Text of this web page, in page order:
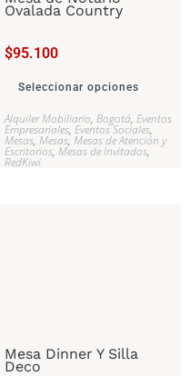
Ovalada Country
$95.100
Seleccionar opciones
Alquiler Mobiliario, Bogotá, Eventos
Empresariales, Eventos Sociales,
Mesas, Mesas, Mesas de Atención y
Escritorios, Mesas de Invitados,
RedKiwi
Mesa Dinner Y Silla
Deco